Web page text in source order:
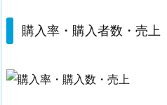
購入率・購入者数・売上